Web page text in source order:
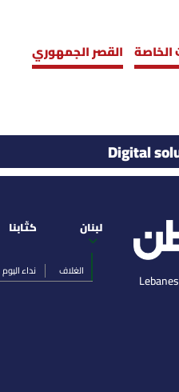
الخاصة القصر الجمهوري
Digital
لبنان
الغلاف نداء اليوم
كتّابنا